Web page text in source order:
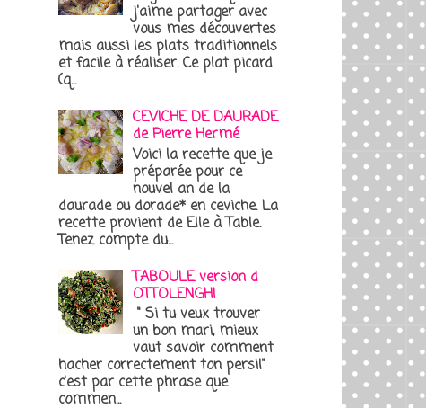
j'aime partager avec
vous mes découvertes
mais aussi les plats traditionnels
et facile à réaliser. Ce plat picard
(q...
CEVICHE DE DAURADE
de Pierre Hermé
Voici la recette que je
préparée pour ce
nouvel an de la
daurade ou dorade* en ceviche. La
recette provient de Elle à Table.
Tenez compte du...
TABOULE version d
OTTOLENGHI
" Si tu veux trouver
un bon mari, mieux
vaut savoir comment
hacher correctement ton persil"
c'est par cette phrase que
commen...